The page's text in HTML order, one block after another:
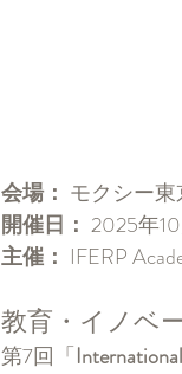
会場： モクシー東
開催日： 2025年
主催： IFERP
教育・イノベ
第7回「